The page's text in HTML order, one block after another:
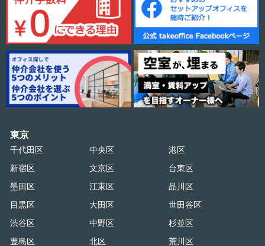
東京
千代田区 中央区
港区
新宿区
文京区
台東区
墨田区
江東区
品川区
目黒区
大田区
世田谷区
渋谷区
中野区
杉並区
豊島区
北区
荒川区